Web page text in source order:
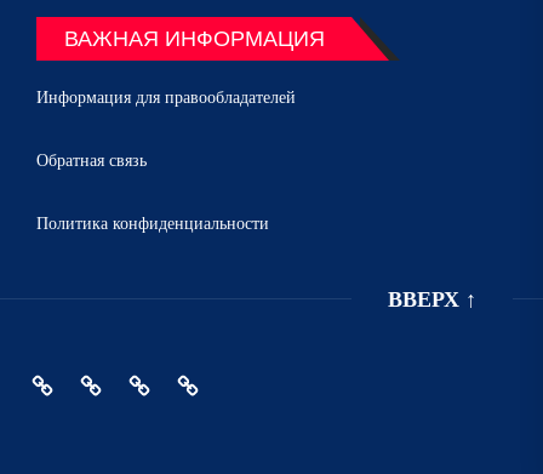
ВАЖНАЯ ИНФОРМАЦИЯ
Информация для правообладателей
Обратная связь
Политика конфиденциальности
ВВЕРХ ↑
ГлавнаяПолитикаИнформация
Обратная